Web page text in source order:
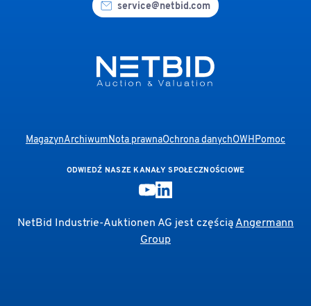
service@netbid.com
MagazynArchiwumNota prawnaOchrona danychOWHPomoc
ODWIEDŹ NASZE KANAŁY SPOŁECZNOŚCIOWE
NetBid Industrie-Auktionen AG jest częściąAngermann
Group